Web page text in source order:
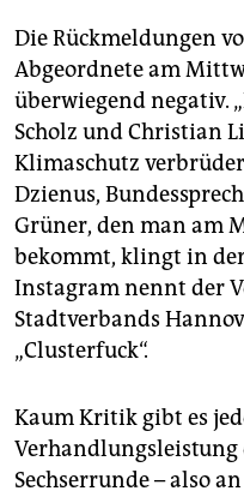
Die Rückmeldungen
Abgeordnete am
überwiegend negativ.
Scholz und Christian
Klimaschutz
Dzienus,
Grüner, den man am
bekommt, klingt in der
Instagram nennt der
Stadtverbands
„Clusterfuck“.
Kaum Kritik gibt es
Verhandlungsleistung
Sechserrunde – also